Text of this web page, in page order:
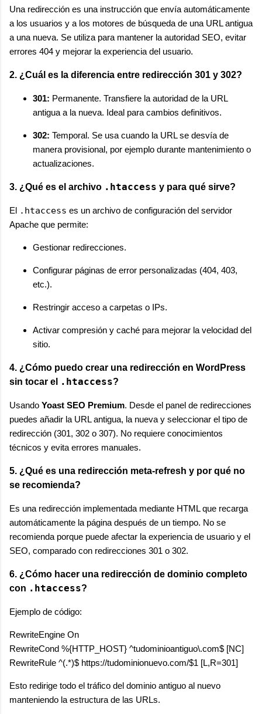
Una redirección es una instrucción que envía automáticamente
a los usuarios y a los motores de búsqueda de una URL antigua
a una nueva. Se utiliza para mantener la autoridad SEO, evitar
errores 404 y mejorar la experiencia del usuario.
2. ¿Cuál es la diferencia entre redirección 301 y 302?
301: Permanente. Transfiere la autoridad de la URL
antigua a la nueva. Ideal para cambios definitivos.
302: Temporal. Se usa cuando la URL se desvía de
manera provisional, por ejemplo durante mantenimiento o
actualizaciones.
3. ¿Qué es el archivo .htaccess y para qué sirve?
El .htaccess es un archivo de configuración del servidor
Apache que permite:
Gestionar redirecciones.
Configurar páginas de error personalizadas (404, 403,
etc.).
Restringir acceso a carpetas o IPs.
Activar compresión y caché para mejorar la velocidad del
sitio.
4. ¿Cómo puedo crear una redirección en WordPress
sin tocar el
.htaccess?
Usando Yoast SEO Premium. Desde el panel de redirecciones
puedes añadir la URL antigua, la nueva y seleccionar el tipo de
redirección (301, 302 o 307). No requiere conocimientos
técnicos y evita errores manuales.
5. ¿Qué es una redirección meta-refresh y por qué no
se recomienda?
Es una redirección implementada mediante HTML que recarga
automáticamente la página después de un tiempo. No se
recomienda porque puede afectar la experiencia de usuario y el
SEO, comparado con redirecciones 301 o 302.
6. ¿Cómo hacer una redirección de dominio completo
con .htaccess?
Ejemplo de código:
RewriteEngine On
RewriteCond %{HTTP_HOST} ^tudominioantiguo\.com$ [NC]
Esto redirige todo el tráfico del dominio antiguo al nuevo
manteniendo la estructura de las URLs.